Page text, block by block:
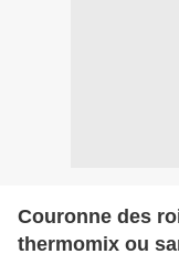
Couronne des
thermomix ou